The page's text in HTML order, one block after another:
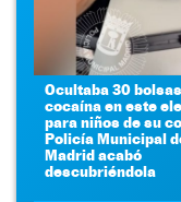
Ocultaba 30
cocaína en este
para niños de su
Policía Municipal
Madrid acabó
descubriéndola